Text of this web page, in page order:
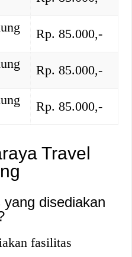
Rp. 85.000,-
Rp. 85.000,-
Rp. 85.000,-
Travel
disediakan
fasilitas